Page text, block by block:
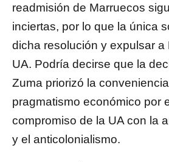
readmisión de Marruecos
inciertas, por lo que la única
dicha resolución y expulsar a
UA. Podría decirse que la
Zuma priorizó la
pragmatismo económico por
compromiso de la UA con la
y el anticolonialismo.